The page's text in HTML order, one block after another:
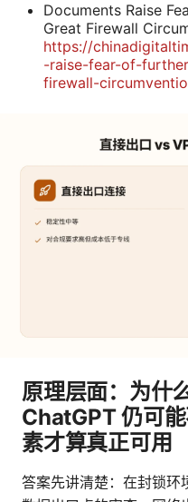
Documents Raise
Great Firewall
https://
-raise-fear-of-
firewall-
原理层面：为什
ChatGPT 仍可
素才算真正可用
答案先讲清楚：在封锁